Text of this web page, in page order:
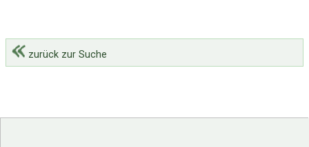
zurück zur Suche